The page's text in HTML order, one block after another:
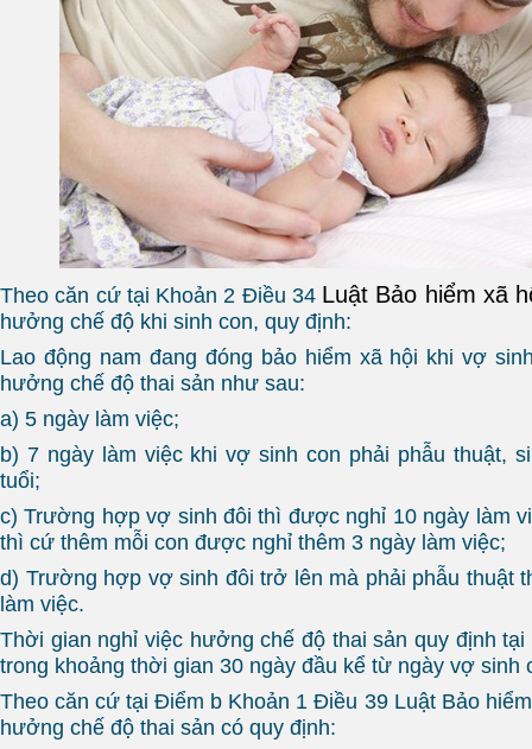
Theo căn cứ tại Khoản 2 Điều 34 Luật Bảo hiểm xã
hưởng chế độ khi sinh con, quy định:
Lao động nam đang đóng bảo hiểm xã hội khi vợ
hưởng chế độ thai sản như sau:
a) 5 ngày làm việc;
b) 7 ngày làm việc khi vợ sinh con phải phẫu thuật,
tuổi;
c) Trường hợp vợ sinh đôi thì được nghỉ 10 ngày làm
thì cứ thêm mỗi con được nghỉ thêm 3 ngày làm việc;
d) Trường hợp vợ sinh đôi trở lên mà phải phẫu thuật
làm việc.
Thời gian nghỉ việc hưởng chế độ thai sản quy định
trong khoảng thời gian 30 ngày đầu kể từ ngày vợ sinh
Theo căn cứ tại Điểm b Khoản 1 Điều 39 Luật Bảo
hưởng chế độ thai sản có quy định: